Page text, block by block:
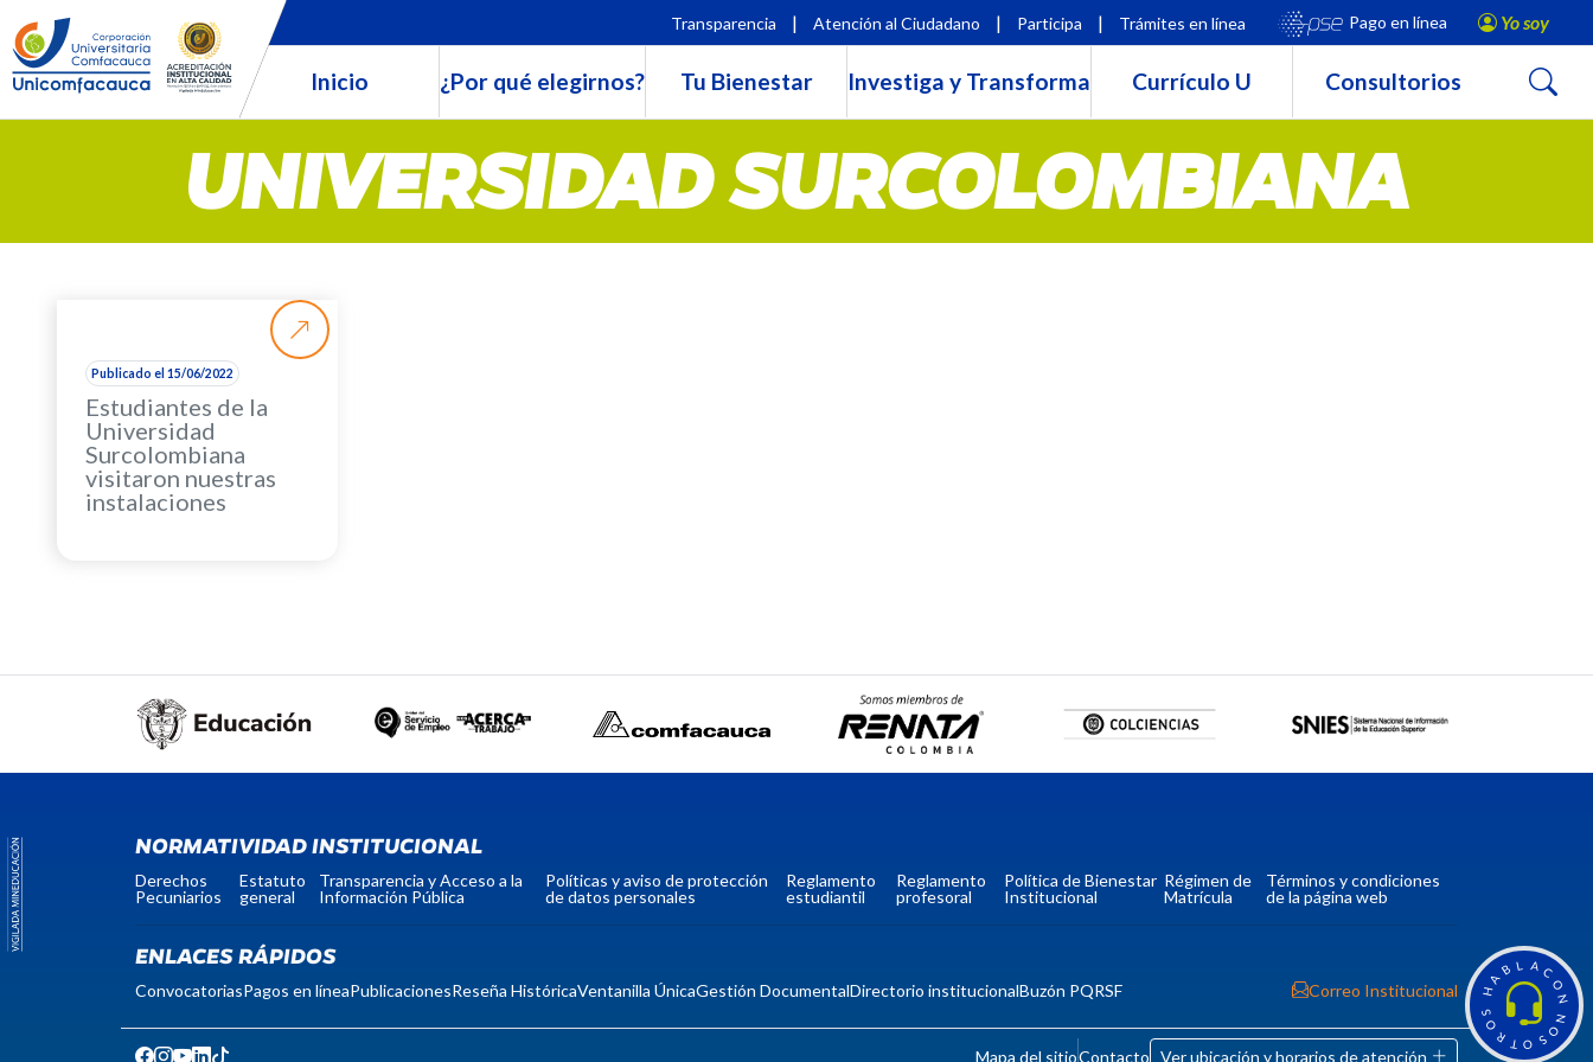
H
A
B L A C
O
N
N
O
S
O
T
R
O
S
Transparencia | Atención al Ciudadano | Participa | Trámites en línea Pago en línea Yo soy
Inicio ¿Por qué elegirnos? Tu Bienestar Investiga y Transforma Currículo U Consultorios Buscar
UNIVERSIDAD SURCOLOMBIANA
Publicado el 15/06/2022
Estudiantes de la
Universidad
Surcolombiana
visitaron nuestras
instalaciones
NORMATIVIDAD INSTITUCIONAL
Derechos
Pecuniarios
Estatuto
general
Transparencia y Acceso a la
Información Pública
Políticas y aviso de protección
de datos personales
Reglamento
estudiantil
Reglamento
profesoral
Política de Bienestar
Institucional
Régimen de
Matrícula
Términos y condiciones
de la página web
ENLACES RÁPIDOS
ConvocatoriasPagos en líneaPublicacionesReseña HistóricaVentanilla ÚnicaGestión DocumentalDirectorio institucionalBuzón PQRSF Correo Institucional
Mapa del sitioContacto Ver ubicación y horarios de atención